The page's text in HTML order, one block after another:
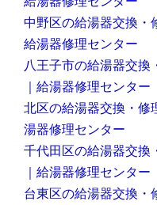
中野区の給湯器交換・
給湯器修理センター
八王子市の給湯器交換
｜給湯器修理センター
北区の給湯器交換・修
湯器修理センター
千代田区の給湯器交換
｜給湯器修理センター
台東区の給湯器交換・